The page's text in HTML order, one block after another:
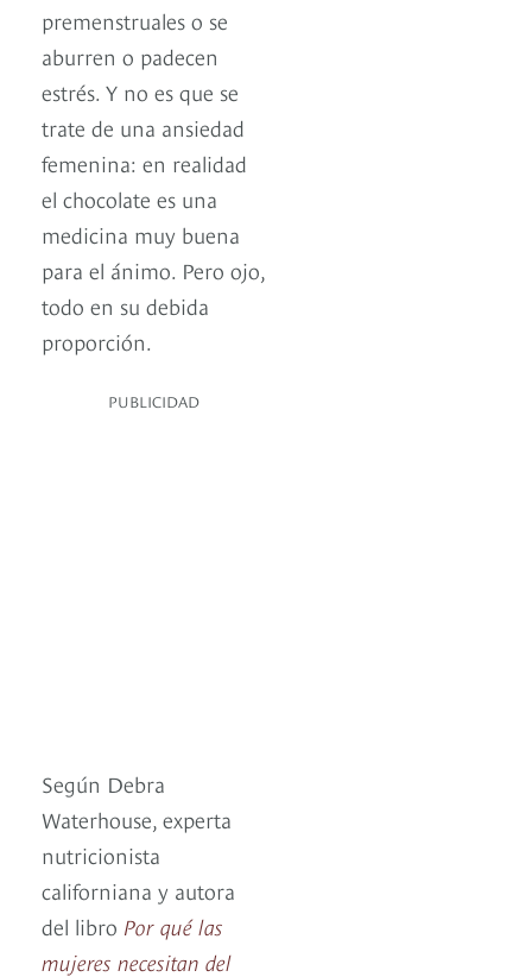
premenstruales o se
aburren o padecen
estrés. Y no es que se
trate de una ansiedad
femenina: en realidad
el chocolate es una
medicina muy buena
para el ánimo. Pero ojo,
todo en su debida
proporción.
PUBLICIDAD
Según Debra
Waterhouse, experta
nutricionista
californiana y autora
del libro Por qué las
mujeres necesitan del